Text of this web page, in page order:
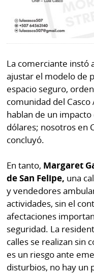
La comerciante instó
ajustar el modelo de
espacio seguro,
comunidad del
hablan de un
dólares; nosotros en
concluyó.
En tanto, Margaret
de San Felipe, una
y vendedores
actividades, sin el
afectaciones
seguridad. La
calles se realizan sin
es un riesgo ante
disturbios, no hay un